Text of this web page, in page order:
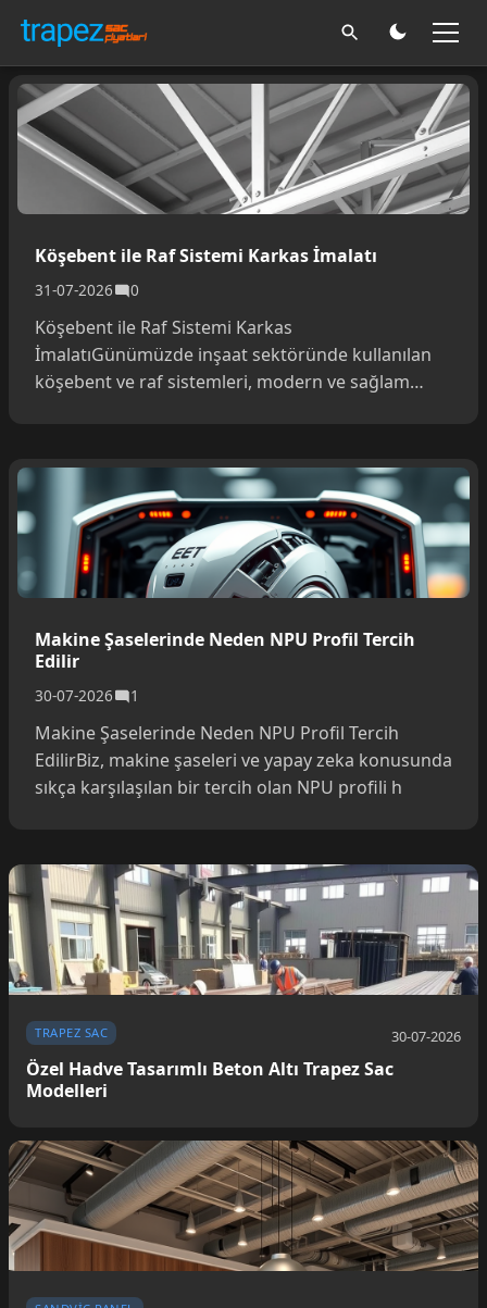
Köşebent ile Raf Sistemi Karkas İmalatı
31-07-2026 0
Köşebent ile Raf Sistemi Karkas
İmalatıGünümüzde inşaat sektöründe kullanılan
köşebent ve raf sistemleri, modern ve sağlam
Makine Şaselerinde Neden NPU Profil Tercih
Edilir
30-07-2026 1
Makine Şaselerinde Neden NPU Profil Tercih
EdilirBiz, makine şaseleri ve yapay zeka konusunda
sıkça karşılaşılan bir tercih olan NPU profili h
TRAPEZ SAC 30-07-2026
Özel Hadve Tasarımlı Beton Altı Trapez Sac
Modelleri